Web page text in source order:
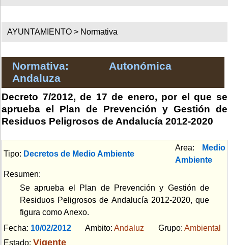
AYUNTAMIENTO > Normativa
Normativa: Autonómica
Andaluza
Decreto 7/2012, de 17 de enero, por el que se
aprueba el Plan de Prevención y Gestión de
Residuos Peligrosos de Andalucía 2012-2020
Tipo: Decretos de Medio Ambiente
Area:
Medio
Ambiente
Resumen:
Se aprueba el Plan de Prevención y Gestión de
Residuos Peligrosos de Andalucía 2012-2020, que
figura como Anexo.
Fecha: 10/02/2012 Ambito: Andaluz Grupo: Ambiental
Estado: Vigente